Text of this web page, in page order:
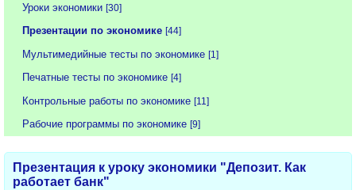
Уроки экономики [30]
Презентации по экономике [44]
Мультимедийные тесты по экономике [1]
Печатные тесты по экономике [4]
Контрольные работы по экономике [11]
Рабочие программы по экономике [9]
Презентация к уроку экономики "Депозит. Как
работает банк"